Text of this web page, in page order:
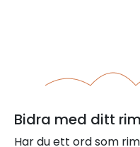
Bidra med ditt rim
Har du ett ord som